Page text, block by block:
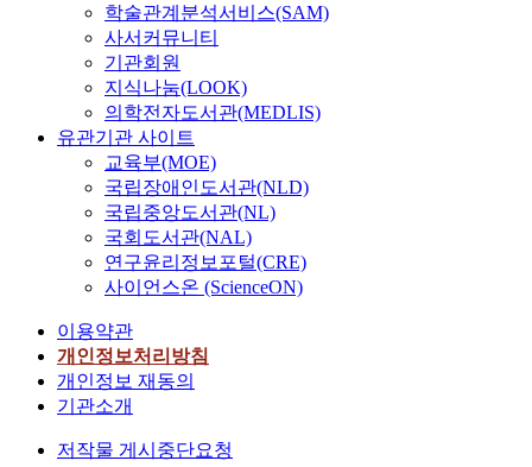
학술관계분석서비스(SAM)
사서커뮤니티
기관회원
지식나눔(LOOK)
의학전자도서관(MEDLIS)
유관기관 사이트
교육부(MOE)
국립장애인도서관(NLD)
국립중앙도서관(NL)
국회도서관(NAL)
연구윤리정보포털(CRE)
사이언스온 (ScienceON)
이용약관
개인정보처리방침
개인정보 재동의
기관소개
저작물 게시중단요청